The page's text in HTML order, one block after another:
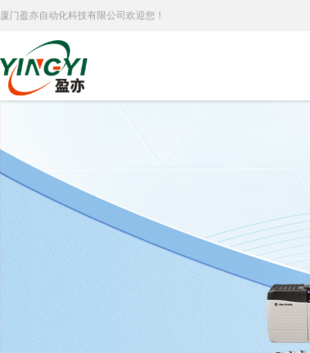
厦门盈亦自动化科技有限公司欢迎您！